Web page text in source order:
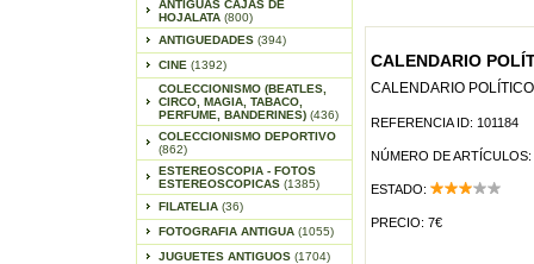
ANTIGUAS CAJAS DE
HOJALATA (800)
ANTIGUEDADES (394)
CINE (1392)
COLECCIONISMO (BEATLES,
CIRCO, MAGIA, TABACO,
PERFUME, BANDERINES) (436)
COLECCIONISMO DEPORTIVO
(862)
ESTEREOSCOPIA - FOTOS
ESTEREOSCOPICAS (1385)
FILATELIA (36)
FOTOGRAFIA ANTIGUA (1055)
JUGUETES ANTIGUOS (1704)
CALENDARIO
CALENDARIO
REFERENCIA ID: 101184
NÚMERO DE ARTÍCULOS:
ESTADO:
PRECIO: 7€